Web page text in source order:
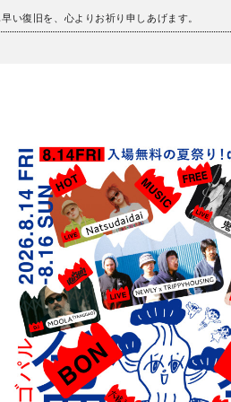
い復旧を、心よりお祈り申しあげます。